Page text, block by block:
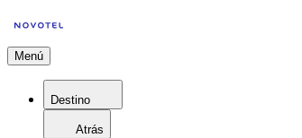
Menú
Destino
Atrás